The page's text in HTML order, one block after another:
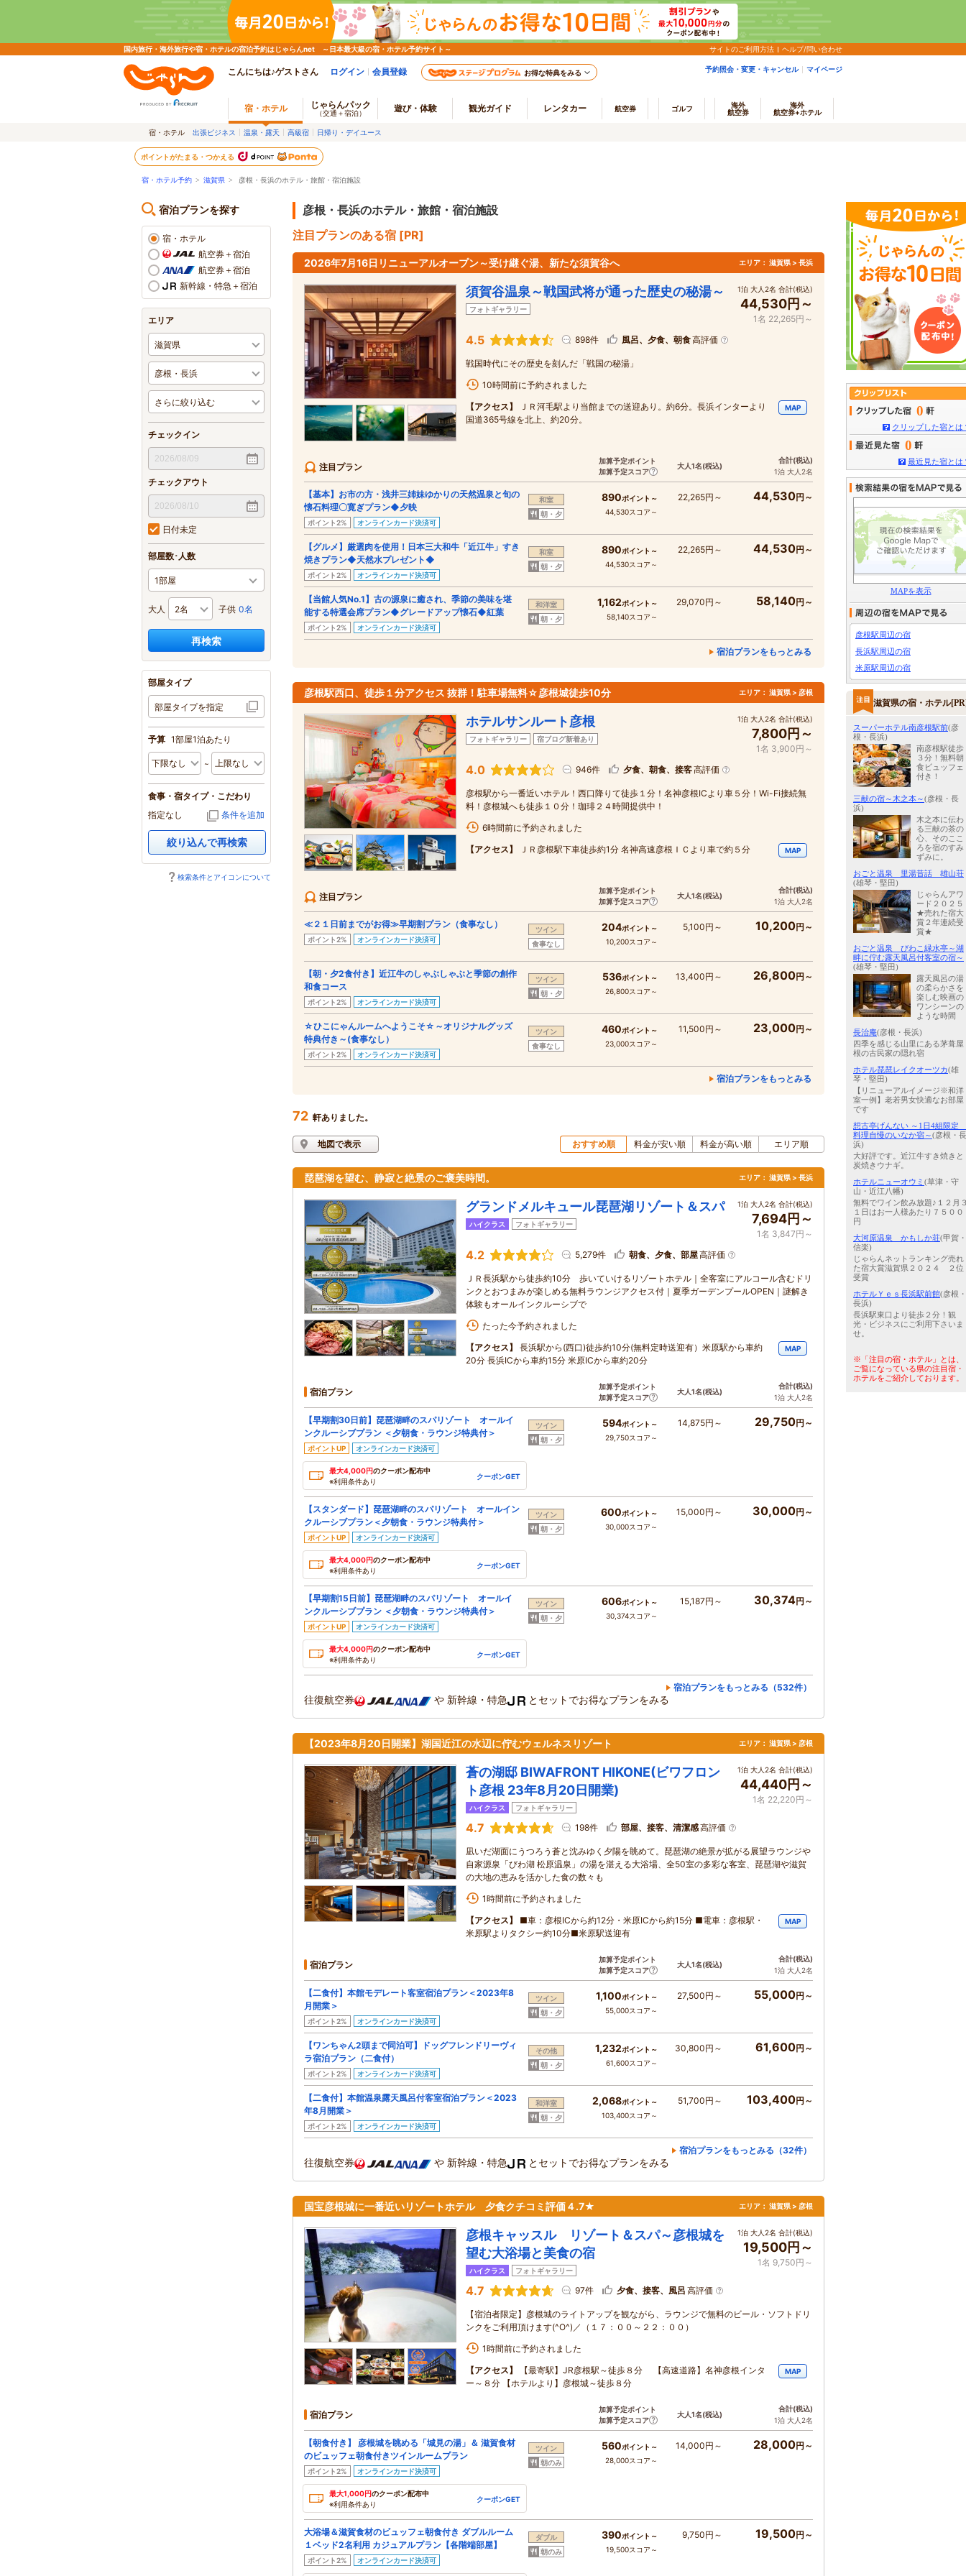
国内旅行・海外旅行や宿・ホテルの宿泊予約はじゃらんnet ～日本最大級の宿・ホテル予約サイト～ サイトのご利用方法 ヘルプ/問い合わせ
こんにちは♪ゲストさん ログイン 会員登録 お得な特典をみる 予約照会・変更・キャンセル マイページ
宿・ホテル じゃらんパック
（交通＋宿泊） 遊び・体験 観光ガイド レンタカー 航空券 ゴルフ
海外
航空券
海外
航空券+ホテル
宿・ホテル 出張ビジネス 温泉・露天 高級宿 日帰り・デイユース
ポイントがたまる・つかえる
宿・ホテル予約 > 滋賀県 > 彦根・長浜のホテル・旅館・宿泊施設
宿泊プランを探す
宿・ホテル
航空券＋宿泊
航空券＋宿泊
新幹線・特急＋宿泊
エリア
チェックイン
チェックアウト
日付未定
部屋数･人数
大人 子供 0名
再検索
部屋タイプ
部屋タイプを指定
予算 1部屋1泊あたり
食事・宿タイプ・こだわり
指定なし
条件を追加
絞り込んで再検索
検索条件とアイコンについて
彦根・長浜のホテル・旅館・宿泊施設
注目プランのある宿 [PR]
2026年7月16日リニューアルオープン～受け継ぐ湯、新たな須賀谷へ エリア： 滋賀県 > 長浜
須賀谷温泉～戦国武将が通った歴史の秘湯～
フォトギャラリー
1泊 大人2名 合計(税込)
44,530円～
1名 22,265円～
4.5 898件 風呂、夕食、朝食高評価
戦国時代にその歴史を刻んだ「戦国の秘湯」
10時間前に予約されました
【アクセス】
ＪＲ河毛駅より当館までの送迎あり。約6分。長浜インターより
国道365号線を北上、約20分。
MAP
注目プラン
加算予定ポイント
加算予定スコア
大人1名(税込)
合計(税込)
1泊 大人2名
【基本】お市の方・浅井三姉妹ゆかりの天然温泉と旬の
懐石料理〇寛ぎプラン◆夕映
ポイント2% オンラインカード決済可
和室
朝・夕
890ポイント～
44,530スコア～
22,265円～ 44,530円～
【グルメ】厳選肉を使用！日本三大和牛「近江牛」すき
焼きプラン◆天然水プレゼント◆
ポイント2% オンラインカード決済可
和室
朝・夕
890ポイント～
44,530スコア～
22,265円～ 44,530円～
【当館人気No.1】古の源泉に癒され、季節の美味を堪
能する特選会席プラン◆グレードアップ懐石◆紅葉
ポイント2% オンラインカード決済可
和洋室
朝・夕
1,162ポイント～
58,140スコア～
29,070円～ 58,140円～
宿泊プランをもっとみる
彦根駅西口、徒歩１分アクセス 抜群！駐車場無料☆彦根城徒歩10分 エリア： 滋賀県 > 彦根
ホテルサンルート彦根
フォトギャラリー 宿ブログ新着あり
1泊 大人2名 合計(税込)
7,800円～
1名 3,900円～
4.0 946件 夕食、朝食、接客高評価
彦根駅から一番近いホテル！西口降りて徒歩１分！名神彦根ICより車５分！Wi-Fi接続無
料！彦根城へも徒歩１０分！珈琲２４時間提供中！
6時間前に予約されました
【アクセス】
ＪＲ彦根駅下車徒歩約1分 名神高速彦根ＩＣより車で約５分 MAP
注目プラン
加算予定ポイント
加算予定スコア
大人1名(税込)
合計(税込)
1泊 大人2名
≪２１日前までがお得≫早期割プラン（食事なし）
ポイント2% オンラインカード決済可
ツイン
食事なし
204ポイント～
10,200スコア～
5,100円～ 10,200円～
【朝・夕2食付き】近江牛のしゃぶしゃぶと季節の創作
和食コース
ポイント2% オンラインカード決済可
ツイン
朝・夕
536ポイント～
26,800スコア～
13,400円～ 26,800円～
☆ひこにゃんルームへようこそ☆～オリジナルグッズ
特典付き～(食事なし）
ポイント2% オンラインカード決済可
ツイン
食事なし
460ポイント～
23,000スコア～
11,500円～ 23,000円～
宿泊プランをもっとみる
72 軒ありました。
地図で表示 おすすめ順 料金が安い順 料金が高い順 エリア順
琵琶湖を望む、静寂と絶景のご褒美時間。 エリア： 滋賀県 > 長浜
グランドメルキュール琵琶湖リゾート＆スパ
ハイクラス フォトギャラリー
1泊 大人2名 合計(税込)
7,694円～
1名 3,847円～
4.2 5,279件 朝食、夕食、部屋高評価
ＪＲ長浜駅から徒歩約10分 歩いていけるリゾートホテル｜全客室にアルコール含むドリ
ンクとおつまみが楽しめる無料ラウンジアクセス付｜夏季ガーデンプールOPEN｜謎解き
体験もオールインクルーシブで
たった今予約されました
【アクセス】
長浜駅から(西口)徒歩約10分(無料定時送迎有）米原駅から車約
20分 長浜ICから車約15分 米原ICから車約20分
MAP
宿泊プラン
加算予定ポイント
加算予定スコア
大人1名(税込)
合計(税込)
1泊 大人2名
【早期割30日前】琵琶湖畔のスパリゾート オールイ
ンクルーシブプラン ＜夕朝食・ラウンジ特典付＞
ポイントUP オンラインカード決済可
最大4,000円のクーポン配布中
※利用条件あり
クーポンGET
ツイン
朝・夕
594ポイント～
29,750スコア～
14,875円～ 29,750円～
【スタンダード】琵琶湖畔のスパリゾート オールイン
クルーシブプラン＜夕朝食・ラウンジ特典付＞
ポイントUP オンラインカード決済可
最大4,000円のクーポン配布中
※利用条件あり
クーポンGET
ツイン
朝・夕
600ポイント～
30,000スコア～
15,000円～ 30,000円～
【早期割15日前】琵琶湖畔のスパリゾート オールイ
ンクルーシブプラン ＜夕朝食・ラウンジ特典付＞
ポイントUP オンラインカード決済可
最大4,000円のクーポン配布中
※利用条件あり
クーポンGET
ツイン
朝・夕
606ポイント～
30,374スコア～
15,187円～ 30,374円～
宿泊プランをもっとみる（532件）
往復航空券 や 新幹線・特急 とセットでお得なプランをみる
【2023年8月20日開業】湖国近江の水辺に佇むウェルネスリゾート エリア： 滋賀県 > 彦根
蒼の湖邸 BIWAFRONT HIKONE(ビワフロン
ト彦根 23年8月20日開業)
ハイクラス フォトギャラリー
1泊 大人2名 合計(税込)
44,440円～
1名 22,220円～
4.7 198件 部屋、接客、清潔感高評価
凪いだ湖面にうつろう蒼と沈みゆく夕陽を眺めて。琵琶湖の絶景が拡がる展望ラウンジや
自家源泉「びわ湖 松原温泉」の湯を湛える大浴場、全50室の多彩な客室、琵琶湖や滋賀
の大地の恵みを活かした食の数々も
1時間前に予約されました
【アクセス】
■車：彦根ICから約12分・米原ICから約15分 ■電車：彦根駅・
米原駅よりタクシー約10分■米原駅送迎有
MAP
宿泊プラン
加算予定ポイント
加算予定スコア
大人1名(税込)
合計(税込)
1泊 大人2名
【二食付】本館モデレート客室宿泊プラン＜2023年8
月開業＞
ポイント2% オンラインカード決済可
ツイン
朝・夕
1,100ポイント～
55,000スコア～
27,500円～ 55,000円～
【ワンちゃん2頭まで同泊可】ドッグフレンドリーヴィ
ラ宿泊プラン（二食付）
ポイント2% オンラインカード決済可
その他
朝・夕
1,232ポイント～
61,600スコア～
30,800円～ 61,600円～
【二食付】本館温泉露天風呂付客室宿泊プラン＜2023
年8月開業＞
ポイント2% オンラインカード決済可
和洋室
朝・夕
2,068ポイント～
103,400スコア～
51,700円～ 103,400円～
宿泊プランをもっとみる（32件）
往復航空券 や 新幹線・特急 とセットでお得なプランをみる
国宝彦根城に一番近いリゾートホテル 夕食クチコミ評価４.7★ エリア： 滋賀県 > 彦根
彦根キャッスル リゾート＆スパ～彦根城を
望む大浴場と美食の宿
ハイクラス フォトギャラリー
1泊 大人2名 合計(税込)
19,500円～
1名 9,750円～
4.7 97件 夕食、接客、風呂 高評価
【宿泊者限定】彦根城のライトアップを観ながら、ラウンジで無料のビール・ソフトドリ
ンクをご利用頂けます(^O^)／（１７：００～２２：００）
1時間前に予約されました
【アクセス】
【最寄駅】JR彦根駅～徒歩８分 【高速道路】名神彦根インタ
ー～８分 【ホテルより】彦根城～徒歩８分
MAP
宿泊プラン
加算予定ポイント
加算予定スコア
大人1名(税込)
合計(税込)
1泊 大人2名
【朝食付き】 彦根城を眺める「城見の湯」＆ 滋賀食材
のビュッフェ朝食付きツインルームプラン
ポイント2% オンラインカード決済可
最大1,000円のクーポン配布中
※利用条件あり
クーポンGET
ツイン
朝のみ
560ポイント～
28,000スコア～
14,000円～ 28,000円～
大浴場＆滋賀食材のビュッフェ朝食付き ダブルルーム
１ベッド2名利用 カジュアルプラン【各階端部屋】
ポイント2% オンラインカード決済可
ダブル
朝のみ
390ポイント～
19,500スコア～
9,750円～ 19,500円～
0
クリップした宿とは
0
最近見た宿とは
MAPを表示
彦根駅周辺の宿
長浜駅周辺の宿
米原駅周辺の宿
滋賀県の宿・ホテル
スーパーホテル南彦根駅前(彦
根・長浜)
南彦根駅徒歩
３分！無料朝
食ビュッフェ
付き！
三献の宿～木之本～(彦根・長
浜)
木之本に伝わ
る三献の茶の
心、そのここ
ろを宿のすみ
ずみに。
おごと温泉 里湯昔話 雄山荘
(雄琴・堅田)
じゃらんアワ
ード２０２５
★売れた宿大
賞２年連続受
賞★
おごと温泉 びわこ緑水亭～湖
畔に佇む露天風呂付客室の宿～
(雄琴・堅田)
露天風呂の湯
の柔らかさを
楽しむ映画の
ワンシーンの
ような時間
長治庵(彦根・長浜)
四季を感じる山里にある茅葺屋
根の古民家の隠れ宿
ホテル琵琶レイクオーツカ(雄
琴・堅田)
【リニューアルイメージ※和洋
室一例】老若男女快適なお部屋
です
想古亭げんない ～1日4組限定
料理自慢のいなか宿～(彦根・長
浜)
大好評です。近江牛すき焼きと
炭焼きウナギ。
ホテルニューオウミ (草津・守
山・近江八幡)
無料でワイン飲み放題♪１２月
１日はお一人様あたり７５００
円
大河原温泉 かもしか荘(甲賀・
信楽)
じゃらんネットランキング売れ
た宿大賞滋賀県２０２４ ２位
受賞
ホテルＹｅｓ長浜駅前館(彦根・
長浜)
長浜駅東口より徒歩２分！観
光・ビジネスにご利用下さいま
せ。
※「注目の宿・ホテル」とは、
ご覧になっている県の注目宿・
ホテルをご紹介しております。